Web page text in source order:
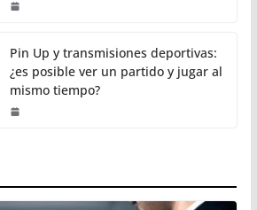
Pin Up y transmisiones deportivas:
¿es posible ver un partido y jugar al
mismo tiempo?